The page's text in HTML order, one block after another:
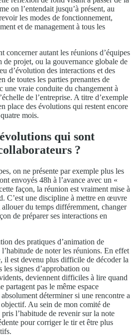
on l’entendait jusqu’à présent, au
les modes de fonctionnement,
et de management à tous les
concerner autant les réunions d’équipes
de projet, ou la gouvernance globale de
d’évolution des interactions et des
de toutes les parties prenantes de
une vraie conduite du changement à
de l’entreprise. A titre d’exemple
place des évolutions qui restent encore
mois.
qui sont
?
on ne présente par exemple plus les
envoyés 48h à l’avance avec un «
façon, la réunion est vraiment mise à
C’est une discipline à mettre en œuvre
du temps différemment, changer
de préparer ses interactions en
des pratiques d’animation de
l’habitude de noter les réunions. En effet
il est devenu plus difficile de décoder la
signes d’approbation ou
deviennent difficiles à lire quand
partagent pas le même espace
déterminer si une rencontre a
Au sein de mon comité de
l’habitude de revenir sur la note
pour corriger le tir et être plus